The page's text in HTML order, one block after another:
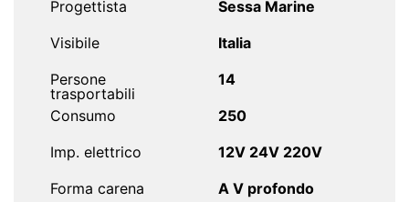
Progettista
Sessa Marine
Visibile
Italia
Persone
trasportabili
14
Consumo
250
Imp. elettrico
12V 24V 220V
Forma carena
A V profondo